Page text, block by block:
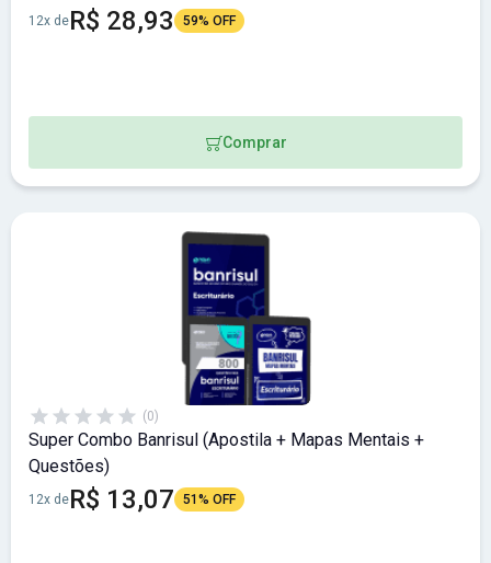
12x deR$ 28,93 59% OFF
Comprar
(0)
Super Combo Banrisul (Apostila + Mapas Mentais +
Questões)
12x deR$ 13,07 51% OFF